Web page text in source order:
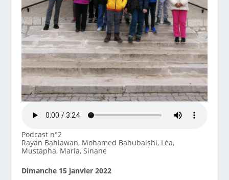
Podcast n°2
Rayan Bahlawan, Mohamed Bahubaishi, Léa,
Mustapha, Maria, Sinane
Dimanche 15 janvier 2022